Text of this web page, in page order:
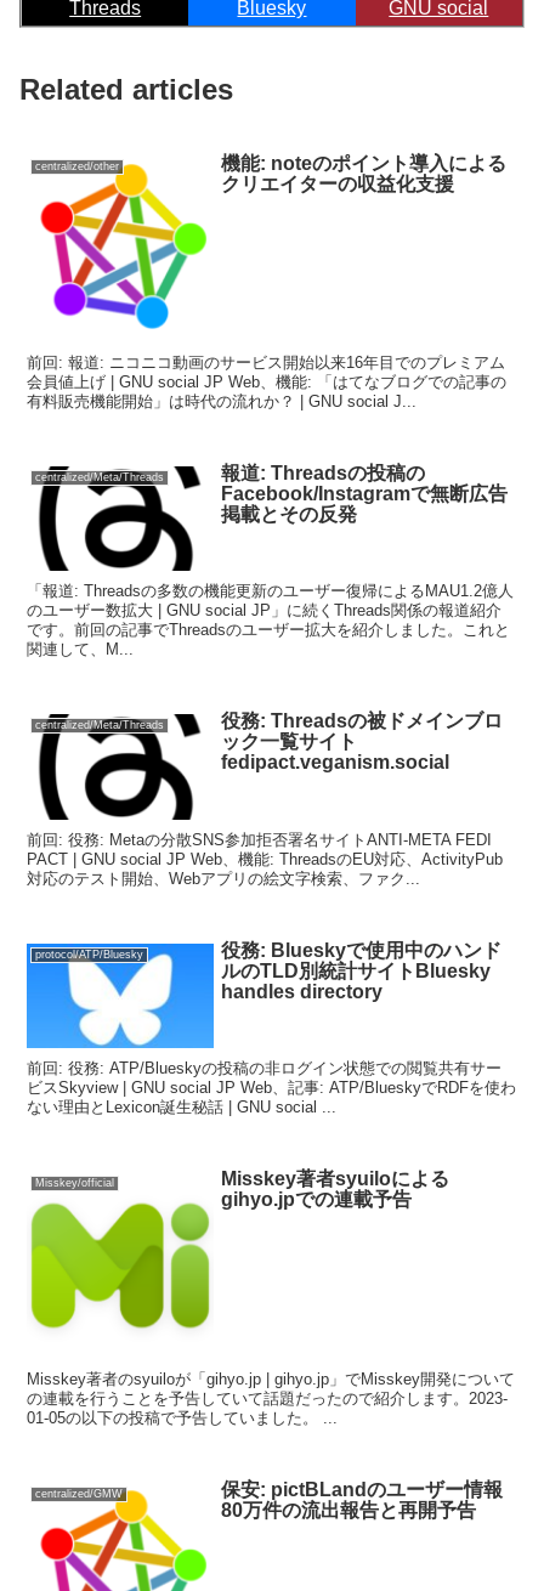
Threads Bluesky GNU social
Related articles
centralized/other
機能: noteのポイント導入による
クリエイターの収益化支援
前回: 報道: ニコニコ動画のサービス開始以来16年目でのプレミアム
会員値上げ | GNU social JP Web、機能: 「はてなブログでの記事の
有料販売機能開始」は時代の流れか？ | GNU social J...
centralized/Meta/Threads
報道: Threadsの投稿の
Facebook/Instagramで無断広告
掲載とその反発
「報道: Threadsの多数の機能更新のユーザー復帰によるMAU1.2億人
のユーザー数拡大 | GNU social JP」に続くThreads関係の報道紹介
です。前回の記事でThreadsのユーザー拡大を紹介しました。これと
関連して、M...
centralized/Meta/Threads
役務: Threadsの被ドメインブロ
ック一覧サイト
fedipact.veganism.social
前回: 役務: Metaの分散SNS参加拒否署名サイトANTI-META FEDI
PACT | GNU social JP Web、機能: ThreadsのEU対応、ActivityPub
対応のテスト開始、Webアプリの絵文字検索、ファク...
protocol/ATP/Bluesky
役務: Blueskyで使用中のハンド
ルのTLD別統計サイトBluesky
handles directory
前回: 役務: ATP/Blueskyの投稿の非ログイン状態での閲覧共有サー
ビスSkyview | GNU social JP Web、記事: ATP/BlueskyでRDFを使わ
ない理由とLexicon誕生秘話 | GNU social ...
Misskey/official
Misskey著者syuiloによる
gihyo.jpでの連載予告
Misskey著者のsyuiloが「gihyo.jp | gihyo.jp」でMisskey開発について
の連載を行うことを予告していて話題だったので紹介します。2023-
01-05の以下の投稿で予告していました。 ...
centralized/GMW
保安: pictBLandのユーザー情報
80万件の流出報告と再開予告